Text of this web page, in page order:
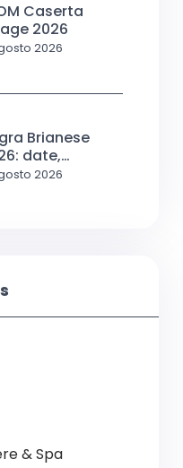
Caserta
2026
2026
Brianese
date,
2026
& Spa